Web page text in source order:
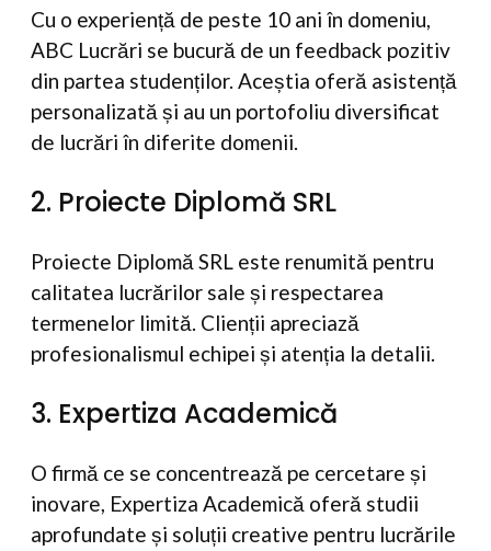
Cu o experiență de peste 10 ani în domeniu,
ABC Lucrări se bucură de un feedback pozitiv
din partea studenților. Aceștia oferă asistență
personalizată și au un portofoliu diversificat
de lucrări în diferite domenii.
2. Proiecte Diplomă SRL
Proiecte Diplomă SRL este renumită pentru
calitatea lucrărilor sale și respectarea
termenelor limită. Clienții apreciază
profesionalismul echipei și atenția la detalii.
3. Expertiza Academică
O firmă ce se concentrează pe cercetare și
inovare, Expertiza Academică oferă studii
aprofundate și soluții creative pentru lucrările